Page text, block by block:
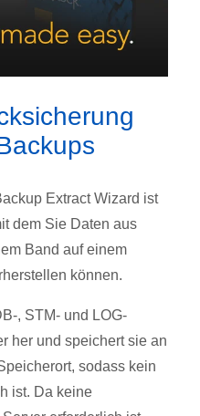
Extract Wizard ist
dem Sie Daten aus
Band auf einem
können.
, STM- und LOG-
her und speichert sie an
sodass kein
ist. Da keine